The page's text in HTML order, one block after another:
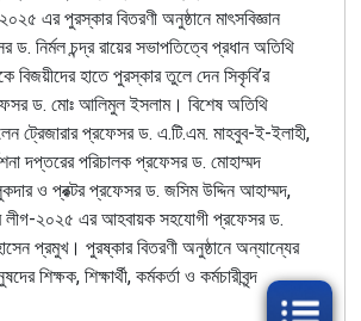
এর পুরস্কার বিতরণী অনুষ্ঠানে মাৎসবিজ্ঞান
নির্মল চন্দ্র রায়ের সভাপতিত্বে প্রধান অতিথি
বিজয়ীদের হাতে পুরস্কার তুলে দেন সিকৃবি’র
ড. মোঃ আলিমুল ইসলাম। বিশেষ অতিথি
ট্রেজারার প্রফেসর ড. এ.টি.এম. মাহবুব-ই-ইলাহী,
দপ্তরের পরিচালক প্রফেসর ড. মোহাম্মদ
ও প্রক্টর প্রফেসর ড. জসিম উদ্দিন আহাম্মদ,
লীগ-২০২৫ এর আহবায়ক সহযোগী প্রফেসর ড.
প্রমুখ। পুরষ্কার বিতরণী অনুষ্ঠানে অন্যান্যের
শিক্ষক, শিক্ষার্থী, কর্মকর্তা ও কর্মচারীবৃন্দ